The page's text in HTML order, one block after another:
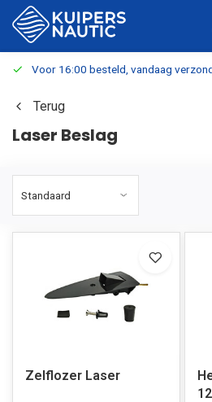
Voor 16:00 besteld, vandaag
Terug
Laser Beslag
Zelflozer Laser